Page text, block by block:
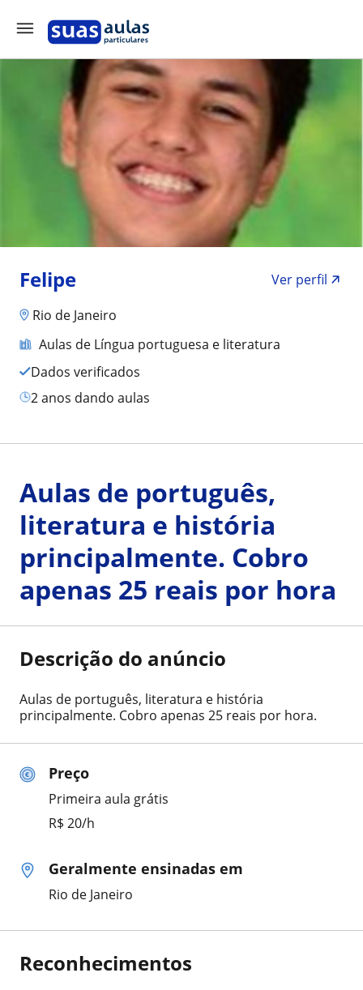
Felipe
Ver perfil
Rio de Janeiro
Aulas de Língua portuguesa e literatura
Dados verificados
2 anos dando aulas
Preço
Primeira aula grátis
R$ 20/h
Geralmente ensinadas em
Rio de Janeiro
Aulas de português,
literatura e história
principalmente. Cobro
apenas 25 reais por hora
Descrição do anúncio
Aulas de português, literatura e história
principalmente. Cobro apenas 25 reais por hora.
Reconhecimentos